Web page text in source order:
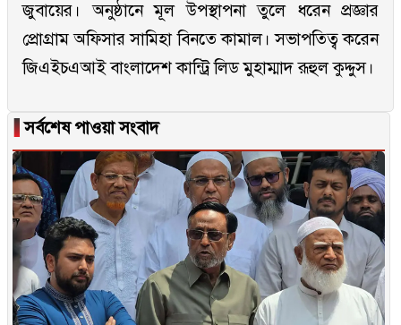
জুবায়ের। অনুষ্ঠানে মূল উপস্থাপনা তুলে ধরেন প্রজ্ঞার
প্রোগ্রাম অফিসার সামিহা বিনতে কামাল। সভাপতিত্ব করেন
জিএইচএআই বাংলাদেশ কান্ট্রি লিড মুহাম্মাদ রূহুল কুদ্দুস।
▐সর্বশেষ পাওয়া সংবাদ